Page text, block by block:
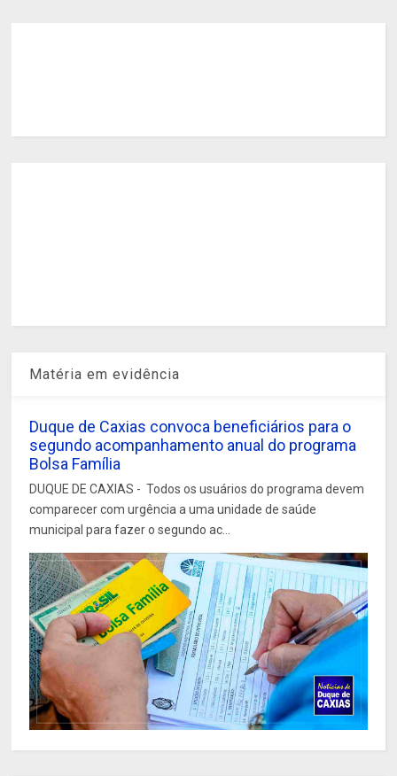
Matéria em evidência
Duque de Caxias convoca beneficiários para o
segundo acompanhamento anual do programa
Bolsa Família
DUQUE DE CAXIAS - Todos os usuários do programa devem
comparecer com urgência a uma unidade de saúde
municipal para fazer o segundo ac...